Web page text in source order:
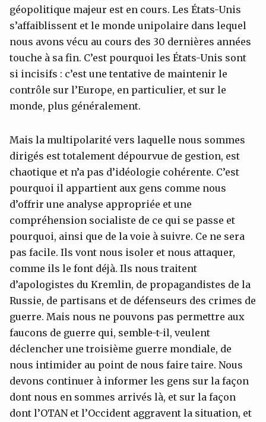
géopolitique majeur est en cours. Les États-Unis
s’affaiblissent et le monde unipolaire dans lequel
nous avons vécu au cours des 30 dernières années
touche à sa fin. C’est pourquoi les États-Unis sont
si incisifs : c’est une tentative de maintenir le
contrôle sur l’Europe, en particulier, et sur le
monde, plus généralement.
Mais la multipolarité vers laquelle nous sommes
dirigés est totalement dépourvue de gestion, est
chaotique et n’a pas d’idéologie cohérente. C’est
pourquoi il appartient aux gens comme nous
d’offrir une analyse appropriée et une
compréhension socialiste de ce qui se passe et
pourquoi, ainsi que de la voie à suivre. Ce ne sera
pas facile. Ils vont nous isoler et nous attaquer,
comme ils le font déjà. Ils nous traitent
d’apologistes du Kremlin, de propagandistes de la
Russie, de partisans et de défenseurs des crimes de
guerre. Mais nous ne pouvons pas permettre aux
faucons de guerre qui, semble-t-il, veulent
déclencher une troisième guerre mondiale, de
nous intimider au point de nous faire taire. Nous
devons continuer à informer les gens sur la façon
dont nous en sommes arrivés là, et sur la façon
dont l’OTAN et l’Occident aggravent la situation, et